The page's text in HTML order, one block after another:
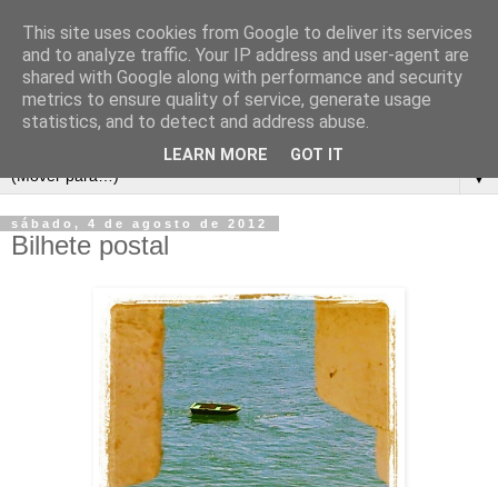
▼
sábado, 4 de agosto de 2012
Bilhete postal
This site uses cookies from Google to deliver its services
and to analyze traffic. Your IP address and user-agent are
shared with Google along with performance and security
metrics to ensure quality of service, generate usage
statistics, and to detect and address abuse.
LEARN MORE GOT IT